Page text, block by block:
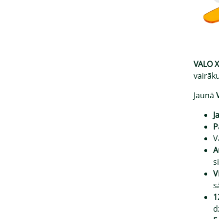
VALO
Jaunā